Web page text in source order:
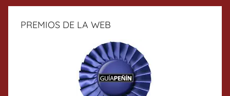
PREMIOS DE LA WEB